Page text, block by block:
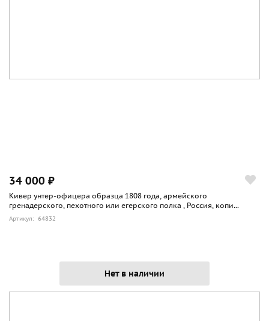
34 000 ₽
Кивер унтер-офицера образца 1808 года, армейского
гренадерского, пехотного или егерского полка , Россия, копи...
Артикул: 64832
Нет в наличии